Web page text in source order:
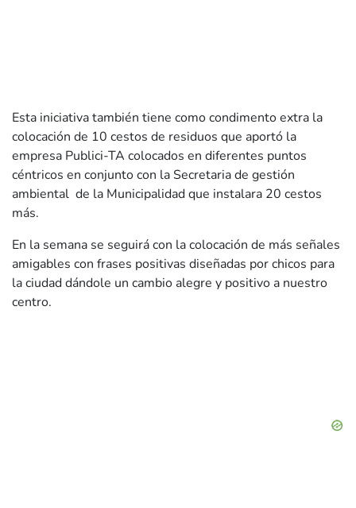
Esta iniciativa también tiene como condimento extra la
colocación de 10 cestos de residuos que aportó la
empresa Publici-TA colocados en diferentes puntos
céntricos en conjunto con la Secretaria de gestión
ambiental de la Municipalidad que instalara 20 cestos
más.
En la semana se seguirá con la colocación de más señales
amigables con frases positivas diseñadas por chicos para
la ciudad dándole un cambio alegre y positivo a nuestro
centro.